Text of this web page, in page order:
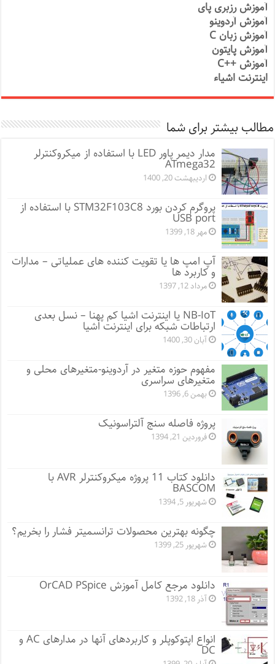
آموزش رزبری پای
آموزش آردوینو
آموزش زبان C
آموزش پایتون
آموزش ++C
اینترنت اشیاء
مطالب بیشتر برای شما
مدار دیمر پاور LED با استفاده از میکروکنترلر
ATmega32
اردیبهشت 20, 1400
پروگرم کردن بورد STM32F103C8 با استفاده از
USB port
مهر 18, 1399
آپ امپ ها یا تقویت کننده های عملیاتی – مدارات
و کاربرد ها
مرداد 12, 1397
NB-IoT یا اینترنت اشیا کم پهنا – نسل بعدی
ارتباطات شبکه برای اینترنت اشیا
آبان 30, 1400
مفهوم حوزه متغیر در آردوینو-متغیرهای محلی و
متغیرهای سراسری
بهمن 6, 1396
پروژه فاصله سنج آلتراسونیک
فروردین 21, 1394
دانلود کتاب 11 پروژه میکروکنترلر AVR با
BASCOM
شهریور 5, 1394
چگونه بهترین محصولات ترانسمیتر فشار را بخریم؟
شهریور 25, 1399
دانلود مرجع کامل آموزش OrCAD PSpice
آذر 18, 1392
انواع اپتوکوپلر و کاربردهای آنها در مدارهای AC و
DC